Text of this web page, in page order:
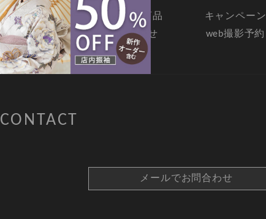
撮影メニュー 料金・商品
キャンペーン
よくあるご質問 お問合せ web撮影予約
CONTACT
メールでお問合わせ